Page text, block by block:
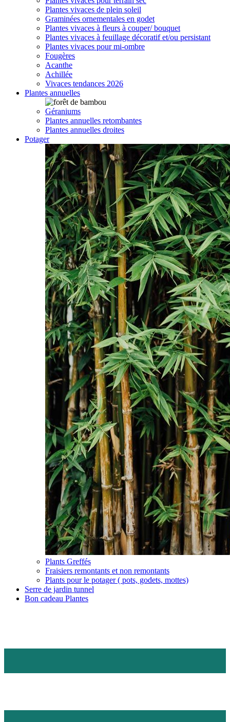
Plantes vivaces de plein soleil
Graminées ornementales en godet
Plantes vivaces à fleurs à couper/ bouquet
Plantes vivaces à feuillage décoratif et/ou persistant
Plantes vivaces pour mi-ombre
Fougères
Acanthe
Achillée
Vivaces tendances 2026
Plantes annuelles
Géraniums
Plantes annuelles retombantes
Plantes annuelles droites
Potager
Plants Greffés
Fraisiers remontants et non remontants
Plants pour le potager ( pots, godets, mottes)
Serre de jardin tunnel
Bon cadeau Plantes